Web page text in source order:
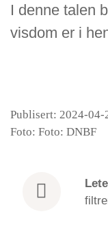
I denne talen
visdom er i
Publisert: 2024-04-
Foto: Foto: DNBF